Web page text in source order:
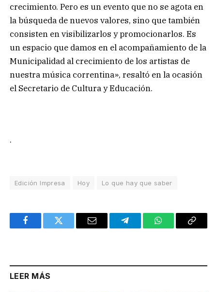
crecimiento. Pero es un evento que no se agota en
la búsqueda de nuevos valores, sino que también
consisten en visibilizarlos y promocionarlos. Es
un espacio que damos en el acompañamiento de la
Municipalidad al crecimiento de los artistas de
nuestra música correntina», resaltó en la ocasión
el Secretario de Cultura y Educación.
.
Edición Impresa Hoy Lo que hay que saber
FacebookTwitter Email TelegramWhatsAppCopy
LEER MÁS